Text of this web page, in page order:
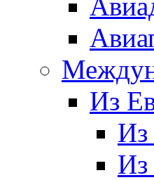
Из
Из